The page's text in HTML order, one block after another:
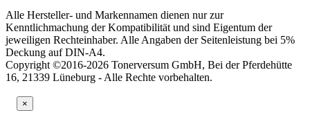
Alle Hersteller- und Markennamen dienen nur zur
Kenntlichmachung der Kompatibilität und sind Eigentum der
jeweiligen Rechteinhaber. Alle Angaben der Seitenleistung bei 5%
Deckung auf DIN-A4.
Copyright ©2016-2026 Tonerversum GmbH, Bei der Pferdehütte
16, 21339 Lüneburg - Alle Rechte vorbehalten.
×